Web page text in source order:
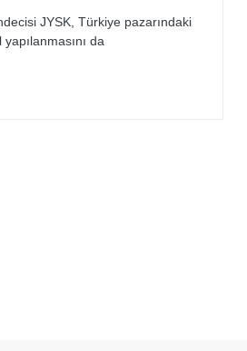
JYSK, Türkiye pazarındaki
da